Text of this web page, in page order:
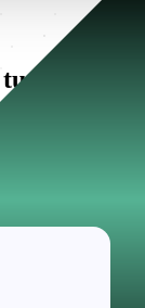
si príjemnú
montáž a